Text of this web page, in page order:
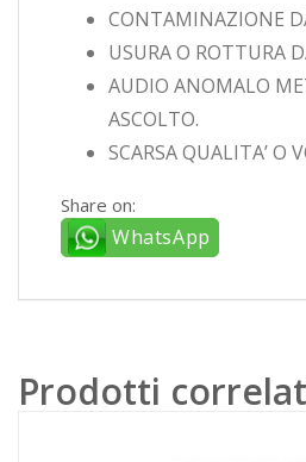
CONTAMINAZIONE
USURA O ROTTURA
AUDIO ANOMALO
ASCOLTO.
SCARSA QUALITA’ O
Share on:
WhatsApp
Prodotti